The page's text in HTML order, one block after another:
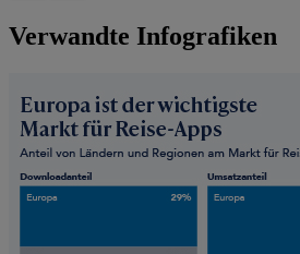
Verwandte Infografiken